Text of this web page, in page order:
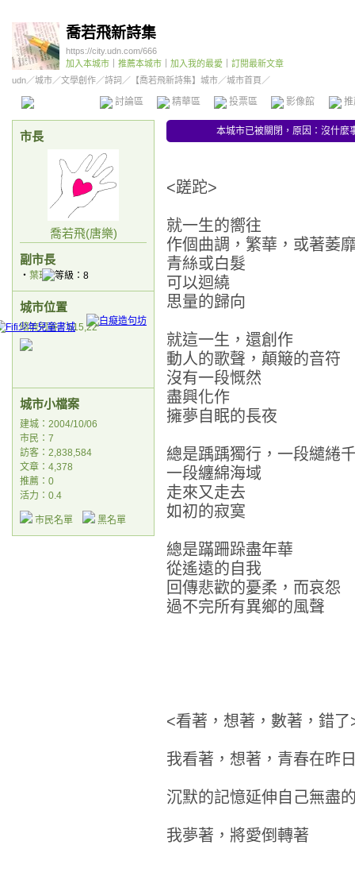
喬若飛新詩集
https://city.udn.com/666
加入本城市
推薦本城市 加入我的最愛
訂閱最新文章
udn／城市／文學創作／詩詞 ／ 【喬若飛新詩集】城市／城市首頁／
討論區 精華區 投票區 影像館
市長
喬若飛(唐樂)
副市長
‧ 葉璠
城市位置
暗流河谷／515,22
城市小檔案
建城：2004/10/06
市民：7
訪客：2,838,584
文章：4,378
推薦： 0
活力：0.4
市民名單 黑名單
本城市已被關閉，原因：沒什麼
<蹉跎>
就一生的嚮往
作個曲調，繁華，或著萎
青絲或白髮
可以迴繞
思量的歸向
就這一生，還創作
動人的歌聲，顛簸的音符
沒有一段慨然
盡興化作
擁夢自眠的長夜
總是踽踽獨行，一段繾綣
一段纏綿海域
走來又走去
如初的寂寞
總是蹣跚跺盡年華
從遙遠的自我
回傳悲歡的憂柔，而哀怨
過不完所有異鄉的風聲
<看著，想著，數著，錯了
我看著，想著，青春在昨
沉默的記憶延伸自己無盡
我夢著，將愛倒轉著